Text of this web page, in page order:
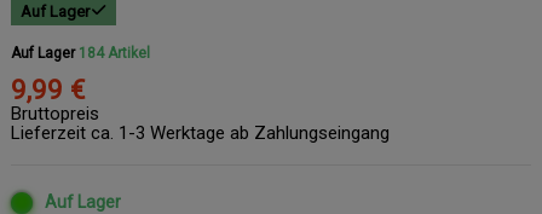
Auf Lager
Auf Lager 184 Artikel
9,99 €
Bruttopreis
Lieferzeit ca. 1-3 Werktage ab Zahlungseingang
Auf Lager